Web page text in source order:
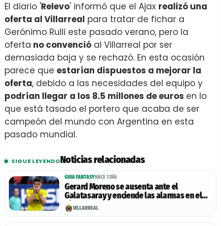
El diario 'Relevo' informó que el Ajax realizó una
oferta al Villarreal para tratar de fichar a
Gerónimo Rulli este pasado verano, pero la
oferta no convenció al Villarreal por ser
demasiada baja y se rechazó. En esta ocasión
parece que estarían dispuestos a mejorar la
oferta, debido a las necesidades del equipo y
podrían llegar a los 8.5 millones de euros en lo
que está tasado el portero que acaba de ser
campeón del mundo con Argentina en esta
pasado mundial.
SIGUE LEYENDONoticias relacionadas
GUIA FANTASYHACE 1 DÍA
Gerard Moreno se ausenta ante el
Galatasaray y enciende las alarmas en el
Villarreal
VILLARREAL